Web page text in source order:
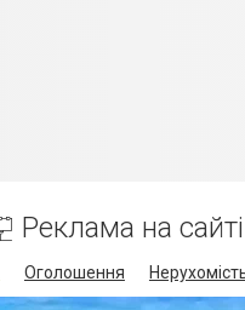
Реклама на сайті
Оголошення